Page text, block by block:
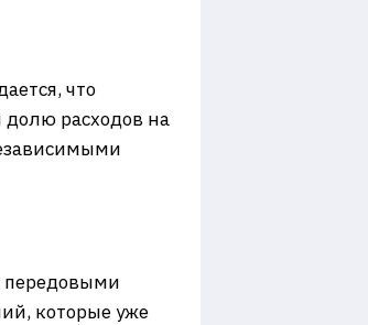
что
долю расходов на
передовыми
которые уже